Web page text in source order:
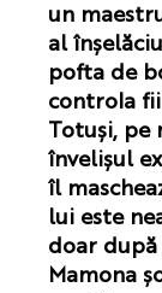
un
al
pofta de
controla
Totuși, pe
învelișul
îl
lui este
doar
Mamona